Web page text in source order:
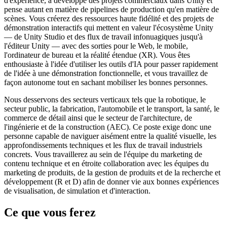
pense autant en matière de pipelines de production qu'en matière de
scènes. Vous créerez des ressources haute fidélité et des projets de
démonstration interactifs qui mettent en valeur l'écosystème Unity
— de Unity Studio et des flux de travail infonuagiques jusqu'à
l'éditeur Unity — avec des sorties pour le Web, le mobile,
l'ordinateur de bureau et la réalité étendue (XR). Vous êtes
enthousiaste à l'idée d'utiliser les outils d'IA pour passer rapidement
de l'idée à une démonstration fonctionnelle, et vous travaillez de
façon autonome tout en sachant mobiliser les bonnes personnes.
Nous desservons des secteurs verticaux tels que la robotique, le
secteur public, la fabrication, l'automobile et le transport, la santé, le
commerce de détail ainsi que le secteur de l'architecture, de
l'ingénierie et de la construction (AEC). Ce poste exige donc une
personne capable de naviguer aisément entre la qualité visuelle, les
approfondissements techniques et les flux de travail industriels
concrets. Vous travaillerez au sein de l'équipe du marketing de
contenu technique et en étroite collaboration avec les équipes du
marketing de produits, de la gestion de produits et de la recherche et
développement (R et D) afin de donner vie aux bonnes expériences
de visualisation, de simulation et d'interaction.
Ce que vous ferez